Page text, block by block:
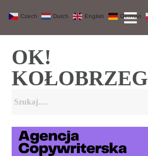
OK!
KOŁOBRZEG
Czech Dutch English German